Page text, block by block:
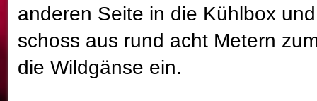
anderen Seite in die Kühlbox
schoss aus rund acht Metern
die Wildgänse ein.